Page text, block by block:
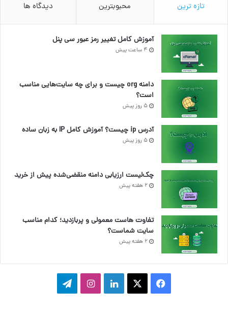
تازه ترین محبوبترین دیدگاه ها
آموزش کامل تغییر رمز عبور سی پنل
4 ساعت پیش
دامنه org چیست و برای چه سایت‌هایی مناسب
است؟
5 روز پیش
آدرس ip چیست؟ آموزش کامل IP به زبان ساده
5 روز پیش
چک‌لیست ارزیابی دامنه منقضی‌شده پیش از خرید
2 هفته پیش
تفاوت هاست معمولی و پربازدید؛ کدام مناسب
سایت شماست؟
2 هفته پیش